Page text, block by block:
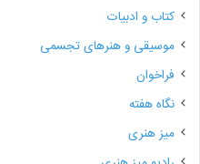
کتاب و ادبیات
موسیقی و هنرهای تجسمی
فراخوان
نگاه هفته
میز هنری